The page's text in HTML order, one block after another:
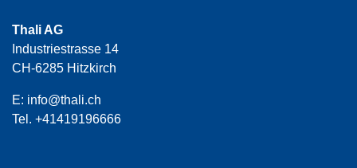
Thali AG
Industriestrasse 14
CH-6285 Hitzkirch
E: info@thali.ch
Tel. +41419196666